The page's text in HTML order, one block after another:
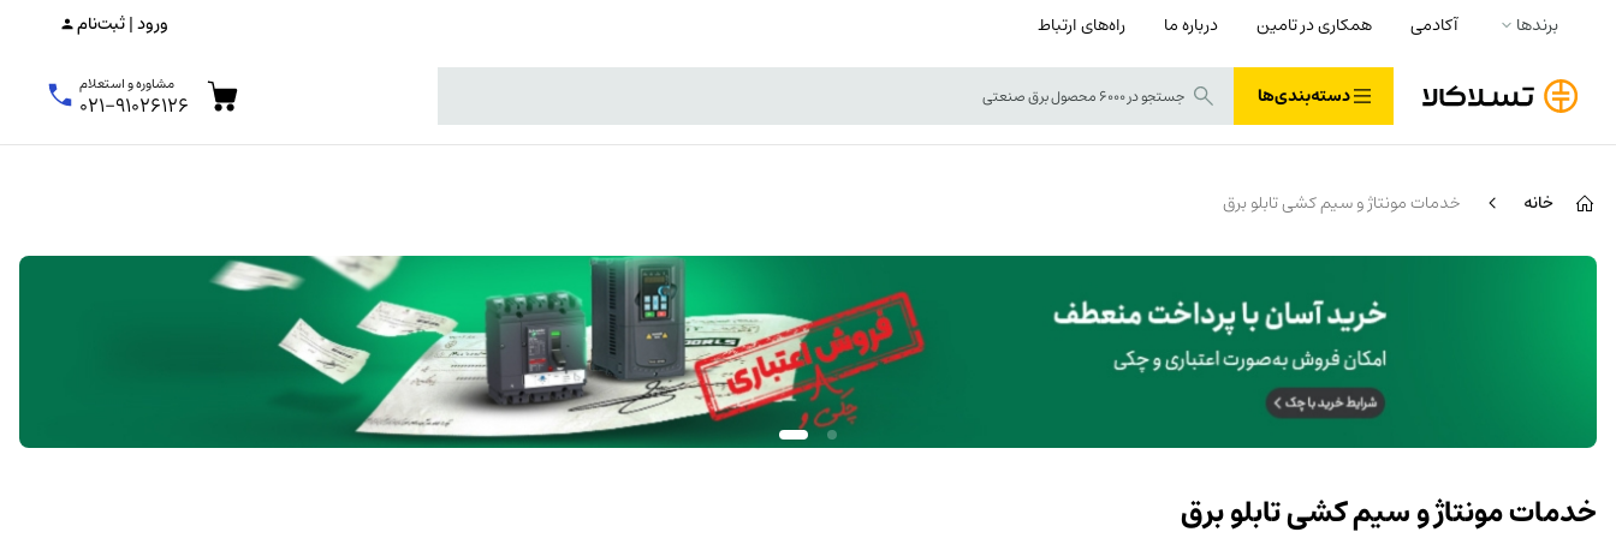
برندها آکادمی همکاری در تامین درباره ما راه‌های ارتباط ورود | ثبت‌نام
دسته‌بندی‌ها مشاوره و استعلام
۰۲۱-۹۱۰۲۶۱۲۶
خانه خدمات مونتاژ و سیم کشی تابلو برق
خدمات مونتاژ و سیم کشی تابلو برق